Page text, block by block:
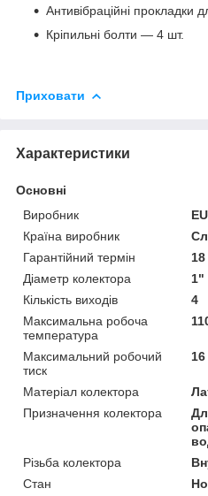
Антивібраційні прокладки
Кріпильні болти — 4 шт.
Приховати
Характеристики
Основні
Виробник
Країна виробник
Гарантійний термін
18
Діаметр колектора
1"
Кількість виходів
4
Максимальна робоча
температура
Максимальний робочий
тиск
Матеріал колектора
Призначення колектора
Різьба колектора
Стан